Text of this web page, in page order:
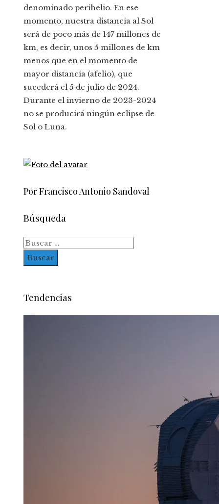
denominado perihelio. En ese
momento, nuestra distancia al Sol
será de poco más de 147 millones de
km, es decir, unos 5 millones de km
menos que en el momento de
mayor distancia (afelio), que
sucederá el 5 de julio de 2024.
Durante el invierno de 2023-2024
no se producirá ningún eclipse de
Sol o Luna.
Por Francisco Antonio Sandoval
Búsqueda
Buscar:
Tendencias